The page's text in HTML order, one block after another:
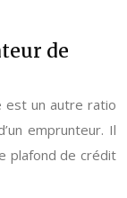
de
est un autre ratio
emprunteur. Il
plafond de crédit